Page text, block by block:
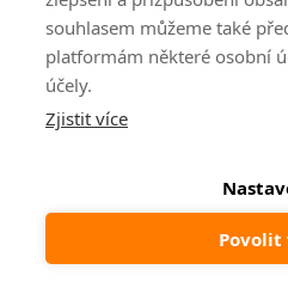
souhlasem můžeme také
platformám některé osobní
účely.
Zjistit více
Povolit
Vložením e-mailu